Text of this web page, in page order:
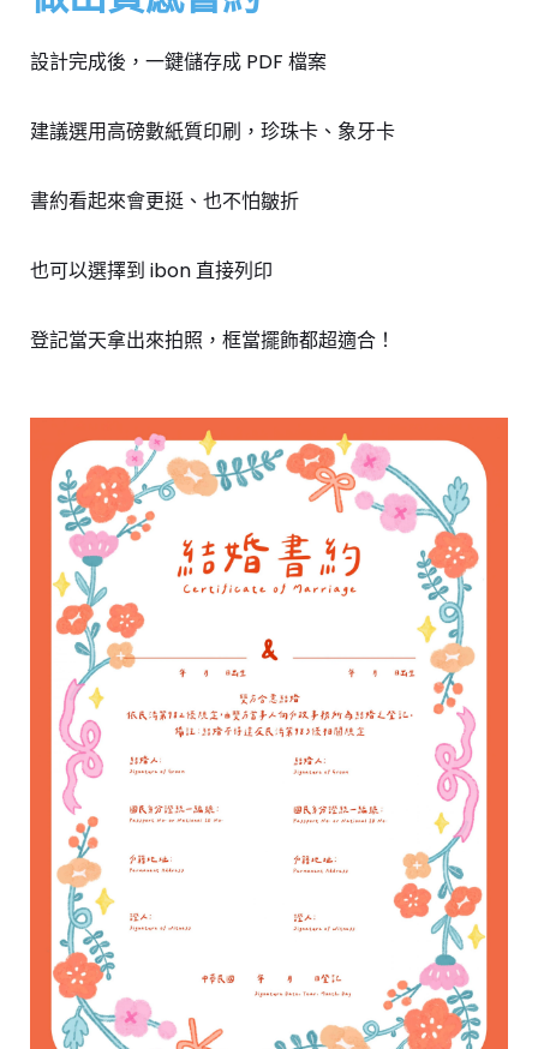
設計完成後，一鍵儲存成 PDF 檔案
建議選用高磅數紙質印刷，珍珠卡、象牙卡
書約看起來會更挺、也不怕皺折
也可以選擇到 ibon 直接列印
登記當天拿出來拍照，框當擺飾都超適合！